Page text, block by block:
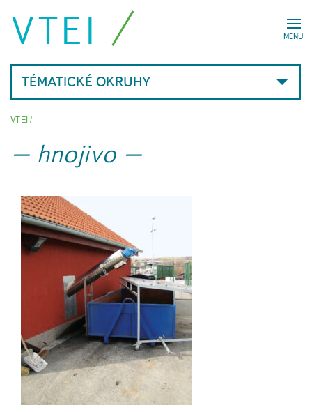
MENU
VTEI
TÉMATICKÉ OKRUHY
VTEI/
hnojivo